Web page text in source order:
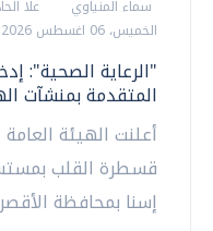
سماء المنياوي علا
الخميس، 06 اغسطس 2026 09:58 ص
"الرعاية الصحية":
المتقدمة بمنشآت
أعلنت الهيئة
قسطرة القلب
إسنا بمحافظة